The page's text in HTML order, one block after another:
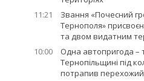
11:21
Звання «Почесний
Тернополя»
та двом видатним
10:00
Одна автопригода –
Тернопільщині під
потрапив перехожий